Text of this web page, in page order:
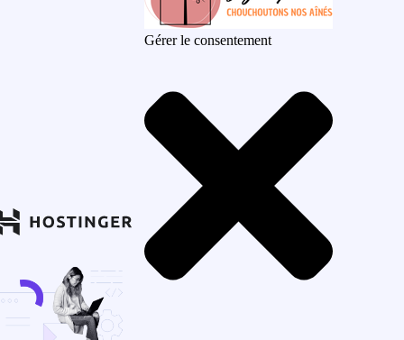
Gérer le consentement